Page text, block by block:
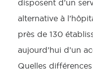
disposent d’un
alternative à
près de 130
aujourd’hui d’un
Quelles